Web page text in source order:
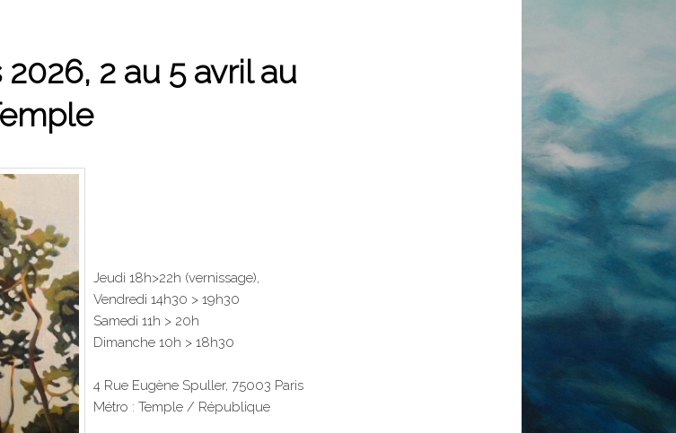
2 au 5 avril au
Jeudi 18h>22h (vernissage),
Vendredi 14h30 > 19h30
Samedi 11h > 20h
Dimanche 10h > 18h30
4 Rue Eugène Spuller, 75003 Paris
Métro : Temple / République